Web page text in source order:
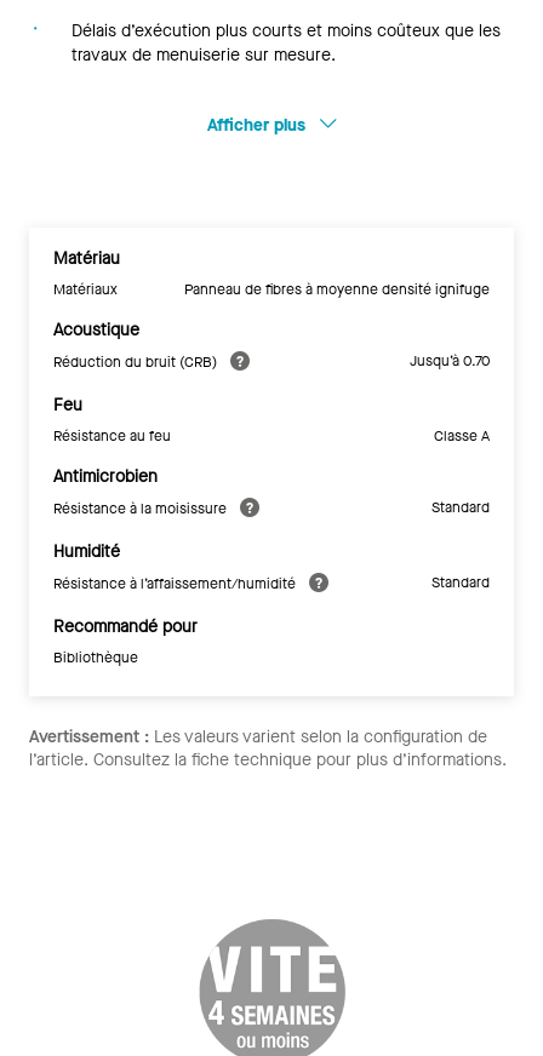
Délais d’exécution plus courts et moins coûteux que les
travaux de menuiserie sur mesure.
Afficher plus
Matériau
Matériaux Panneau de fibres à moyenne densité ignifuge
Acoustique
Réduction du bruit (CRB) Jusqu’à 0.70
Feu
Résistance au feu Classe A
Antimicrobien
Résistance à la moisissure Standard
Humidité
Résistance à l’affaissement/humidité Standard
Recommandé pour
Bibliothèque
Avertissement : Les valeurs varient selon la configuration de
l’article. Consultez la fiche technique pour plus d’informations.